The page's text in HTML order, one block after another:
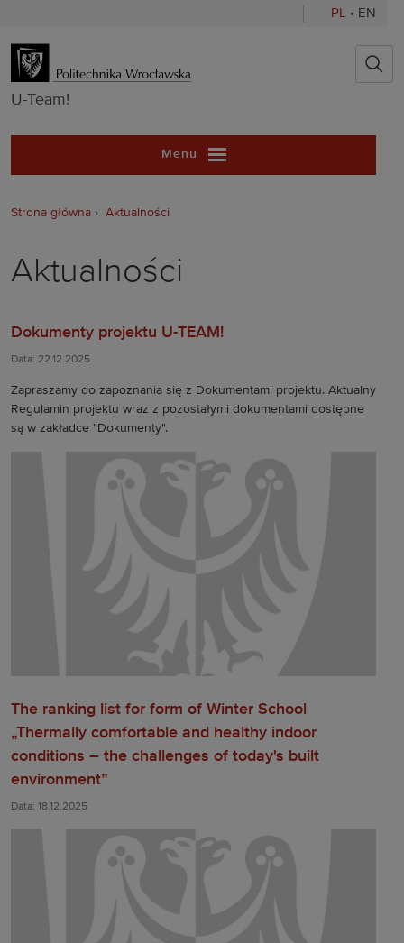
PL • EN
U-Team!
U-Team!
Menu
Strona główna Aktualności
Aktualności
Dokumenty projektu U-TEAM!
Data: 22.12.2025
Zapraszamy do zapoznania się z Dokumentami projektu. Aktualny
Regulamin projektu wraz z pozostałymi dokumentami dostępne
są w zakładce "Dokumenty".
The ranking list for form of Winter School
„Thermally comfortable and healthy indoor
conditions – the challenges of today's built
environment”
Data: 18.12.2025